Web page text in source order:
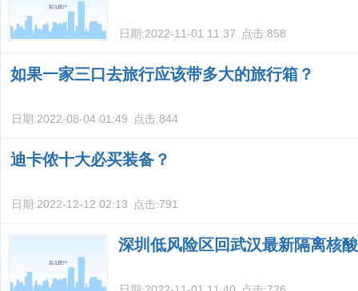
日期:2022-11-01 11:37 点击:858
如果一家三口去旅行应该带多大的旅行箱？
日期:2022-08-04 01:49 点击:844
迪卡侬十大必买装备？
日期:2022-12-12 02:13 点击:791
深圳低风险区回武汉最新隔离核